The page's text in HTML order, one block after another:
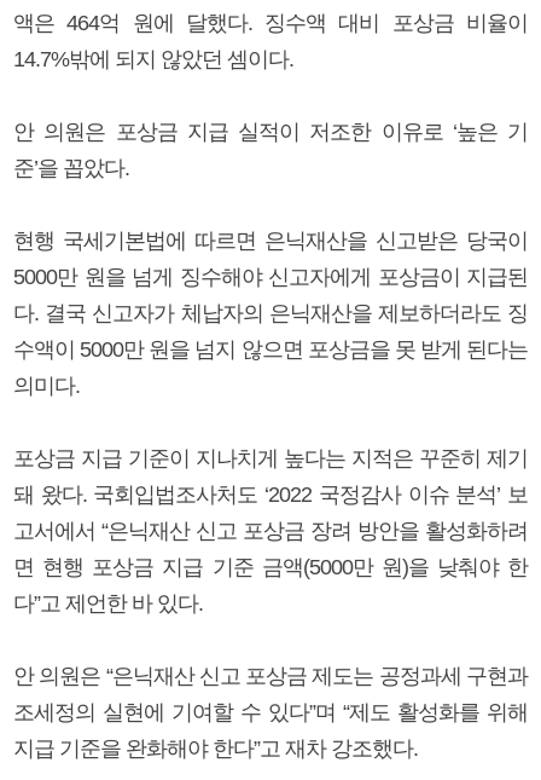
액은 464억 원에 달했다. 징수액 대비 포상금 비율이
14.7%밖에 되지 않았던 셈이다.
안 의원은 포상금 지급 실적이 저조한 이유로 ‘높은 기
준’을 꼽았다.
현행 국세기본법에 따르면 은닉재산을 신고받은 당국이
5000만 원을 넘게 징수해야 신고자에게 포상금이 지급된
다. 결국 신고자가 체납자의 은닉재산을 제보하더라도 징
수액이 5000만 원을 넘지 않으면 포상금을 못 받게 된다는
의미다.
포상금 지급 기준이 지나치게 높다는 지적은 꾸준히 제기
돼 왔다. 국회입법조사처도 ‘2022 국정감사 이슈 분석’ 보
고서에서 “은닉재산 신고 포상금 장려 방안을 활성화하려
면 현행 포상금 지급 기준 금액(5000만 원)을 낮춰야 한
다”고 제언한 바 있다.
안 의원은 “은닉재산 신고 포상금 제도는 공정과세 구현과
조세정의 실현에 기여할 수 있다”며 “제도 활성화를 위해
지급 기준을 완화해야 한다”고 재차 강조했다.